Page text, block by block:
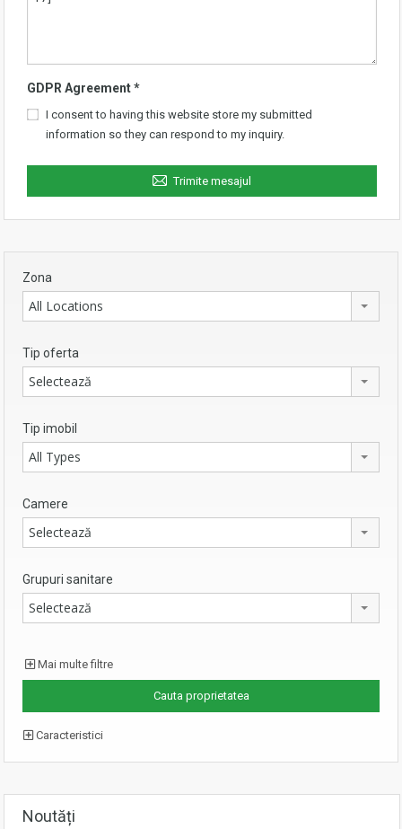
GDPR Agreement*
I consent to having this website store my submitted
information so they can respond to my inquiry.
Trimite mesajul
Zona
All Locations
Tip oferta
Selectează
Tip imobil
All Types
Camere
Selectează
Grupuri sanitare
Selectează
Mai multe filtre
Caracteristici
Noutăți